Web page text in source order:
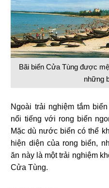
Bãi biển Cửa Tùng được
những
Ngoài trải nghiệm tắm
nổi tiếng với rong biển
Mặc dù nước biển có thể
hiện diện của rong biển,
ăn này là một trải nghiệm
Cửa Tùng.